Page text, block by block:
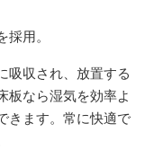
用。
吸収され、放置する
板なら湿気を効率よ
きます。常に快適で